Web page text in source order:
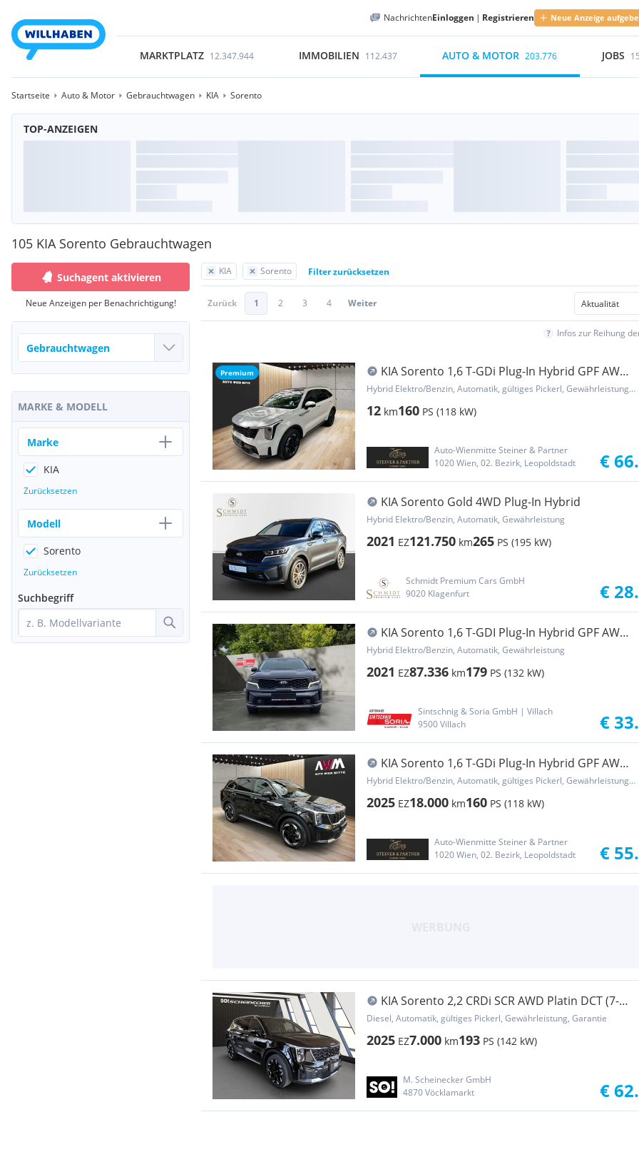
NachrichtenEinloggen | Registrieren Neue Anzeige
MARKTPLATZ 12.347.944 IMMOBILIEN 112.437 AUTO & MOTOR 203.776 JOBS
Startseite Auto & Motor Gebrauchtwagen KIA Sorento
TOP-ANZEIGEN
105 KIA Sorento Gebrauchtwagen
KIA Sorento Filter zurücksetzen
Zurück 1 2 3 4 Weiter
Infos zur Reihung
Premium
KIA Sorento 1,6 T-GDi Plug-In Hybrid GPF AWD
Platin...
Hybrid Elektro/Benzin, Automatik, gültiges Pickerl, Gewährleistung, Garantie
12 km160 PS (118 kW)
Auto-Wienmitte Steiner & Partner
1020 Wien, 02. Bezirk, Leopoldstadt
€
KIA Sorento Gold 4WD Plug-In Hybrid
Hybrid Elektro/Benzin, Automatik, Gewährleistung
2021 EZ121.750 km265 PS (195 kW)
Schmidt Premium Cars GmbH
9020 Klagenfurt
€
KIA Sorento 1,6 T-GDI Plug-In Hybrid GPF AWD
Gold Aut.
Hybrid Elektro/Benzin, Automatik, Gewährleistung
2021 EZ87.336 km179 PS (132 kW)
Sintschnig & Soria GmbH | Villach
9500 Villach
€
KIA Sorento 1,6 T-GDi Plug-In Hybrid GPF AWD
Platin...
Hybrid Elektro/Benzin, Automatik, gültiges Pickerl, Gewährleistung, Garantie
2025 EZ18.000 km160 PS (118 kW)
Auto-Wienmitte Steiner & Partner
1020 Wien, 02. Bezirk, Leopoldstadt
€
KIA Sorento 2,2 CRDi SCR AWD Platin DCT (7-
Sitzer)
Diesel, Automatik, gültiges Pickerl, Gewährleistung, Garantie
2025 EZ7.000 km193 PS (142 kW)
M. Scheinecker GmbH
4870 Vöcklamarkt
€
Suchagent aktivieren
Neue Anzeigen per Benachrichtigung!
MARKE & MODELL
Marke
KIA
Zurücksetzen
Modell
Sorento
Zurücksetzen
Suchbegriff